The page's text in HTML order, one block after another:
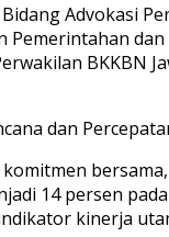
Advokasi
BKKBN
dan
14 persen
kinerja